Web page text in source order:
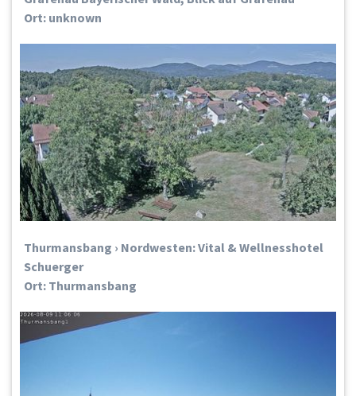
Ort: unknown
Thurmansbang › Nordwesten: Vital & Wellnesshotel
Schuerger
Ort: Thurmansbang